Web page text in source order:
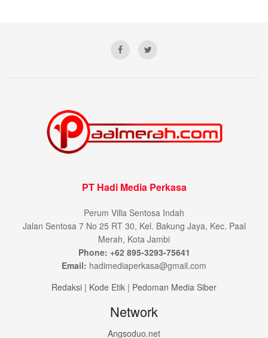
PT Hadi Media Perkasa
Perum Villa Sentosa Indah
Jalan Sentosa 7 No 25 RT 30, Kel. Bakung Jaya, Kec. Paal
Merah, Kota Jambi
Phone: +62 895-3293-75641
Email: hadimediaperkasa@gmail.com
Redaksi | Kode Etik | Pedoman Media Siber
Network
Angsoduo.net